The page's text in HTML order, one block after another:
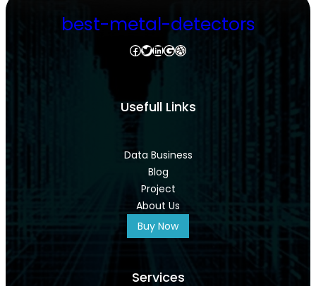
best-metal-detectors
Facebook Twitter LinkedIn Google Dribbble
Usefull Links
Data Business
Blog
Project
About Us
Buy Now
Services